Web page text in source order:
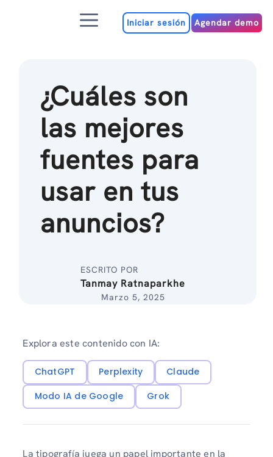
MenúIniciar sesión Agendar demo
¿Cuáles son
las mejores
fuentes para
usar en tus
anuncios?
ESCRITO POR
Tanmay Ratnaparkhe
Marzo 5, 2025
Explora este contenido con IA:
ChatGPT Perplexity
Claude
Modo IA de Google
Grok
La tipografía juega un papel importante en la